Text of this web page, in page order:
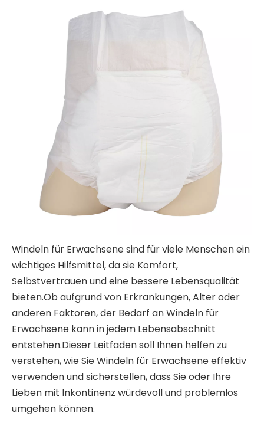
Windeln für Erwachsene sind für viele Menschen ein
wichtiges Hilfsmittel, da sie Komfort,
Selbstvertrauen und eine bessere Lebensqualität
bieten.Ob aufgrund von Erkrankungen, Alter oder
anderen Faktoren, der Bedarf an Windeln für
Erwachsene kann in jedem Lebensabschnitt
entstehen.Dieser Leitfaden soll Ihnen helfen zu
verstehen, wie Sie Windeln für Erwachsene effektiv
verwenden und sicherstellen, dass Sie oder Ihre
Lieben mit Inkontinenz würdevoll und problemlos
umgehen können.